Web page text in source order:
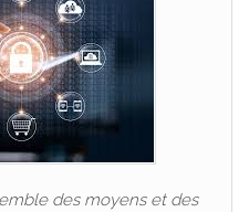
des moyens et des